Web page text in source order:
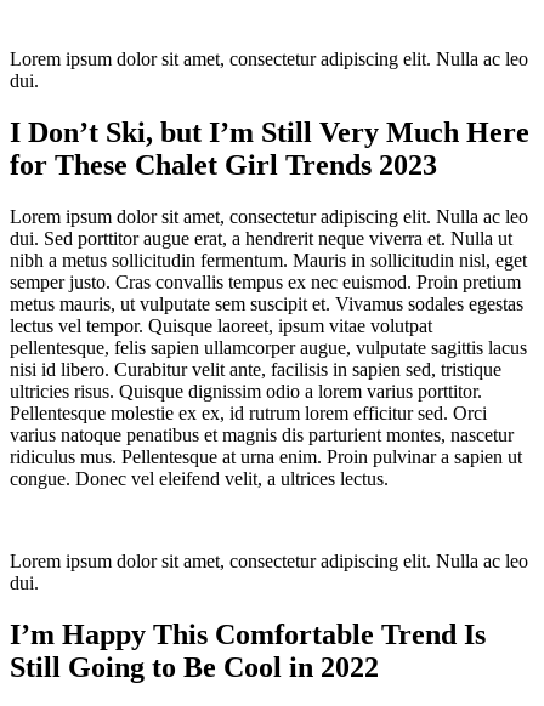
Lorem ipsum dolor sit amet, consectetur adipiscing elit. Nulla ac leo
dui.
I Don’t Ski, but I’m Still Very Much Here
for These Chalet Girl Trends 2023
Lorem ipsum dolor sit amet, consectetur adipiscing elit. Nulla ac leo
dui. Sed porttitor augue erat, a hendrerit neque viverra et. Nulla ut
nibh a metus sollicitudin fermentum. Mauris in sollicitudin nisl, eget
semper justo. Cras convallis tempus ex nec euismod. Proin pretium
metus mauris, ut vulputate sem suscipit et. Vivamus sodales egestas
lectus vel tempor. Quisque laoreet, ipsum vitae volutpat
pellentesque, felis sapien ullamcorper augue, vulputate sagittis lacus
nisi id libero. Curabitur velit ante, facilisis in sapien sed, tristique
ultricies risus. Quisque dignissim odio a lorem varius porttitor.
Pellentesque molestie ex ex, id rutrum lorem efficitur sed. Orci
varius natoque penatibus et magnis dis parturient montes, nascetur
ridiculus mus. Pellentesque at urna enim. Proin pulvinar a sapien ut
congue. Donec vel eleifend velit, a ultrices lectus.
Lorem ipsum dolor sit amet, consectetur adipiscing elit. Nulla ac leo
dui.
I’m Happy This Comfortable Trend Is
Still Going to Be Cool in 2022